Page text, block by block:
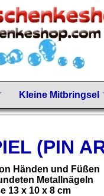
Kleine Mitbringsel
(PIN
Händen und Füßen
Metallnägeln
13 x 10 x 8 cm